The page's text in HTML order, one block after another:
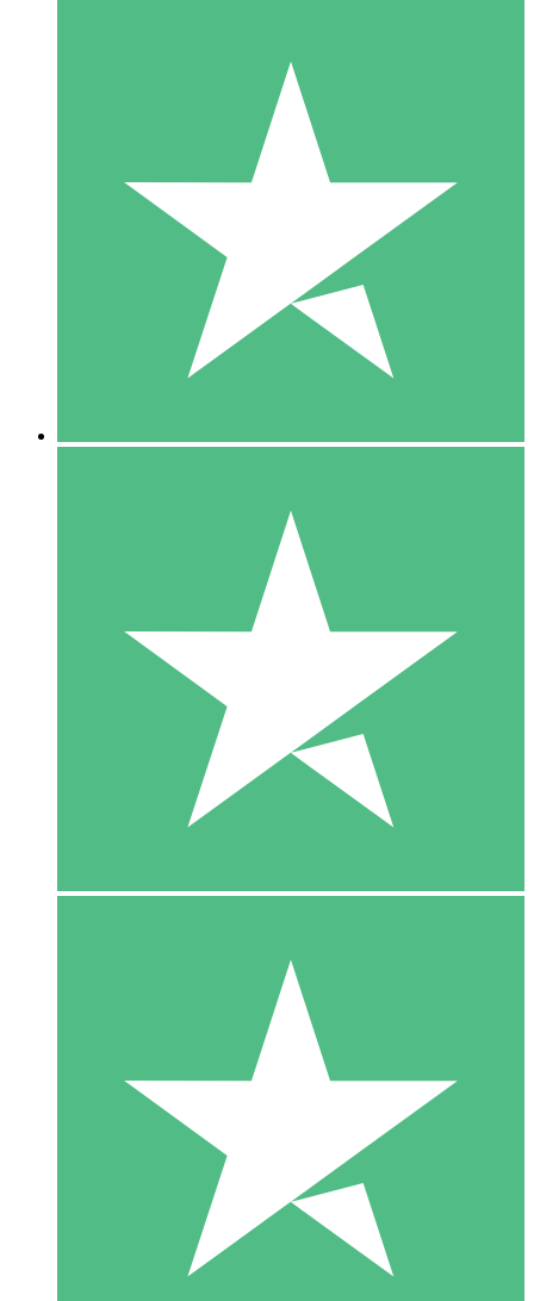
Packs de Crédits Individuels
Payez à l'utilisation avec des crédits de téléchargement. Sans
1 Téléchargement
10 00
10 Téléchargements
20 00